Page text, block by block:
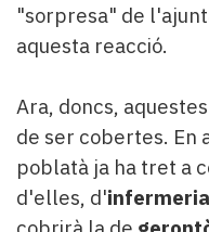
"sorpresa" de
aquesta reacció.
Ara, doncs,
de ser cobertes. En
poblatà ja ha tret a
d'elles, d'